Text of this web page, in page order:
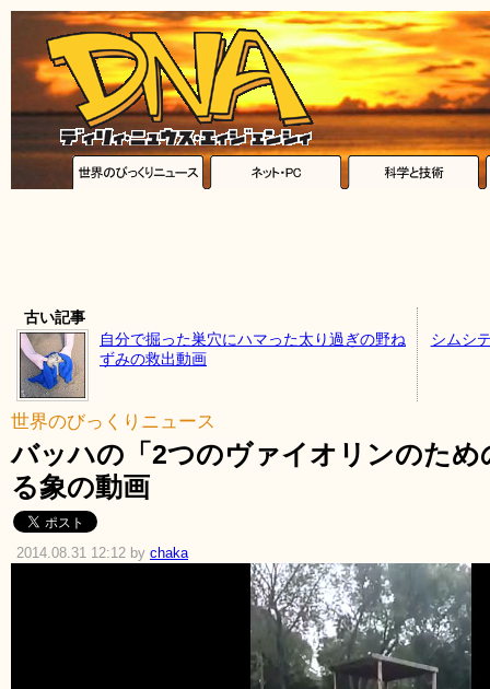
古い記事
自分で掘った巣穴にハマった太り過ぎの野ね
ずみの救出動画
シムシ
世界のびっくりニュース
バッハの「2つのヴァイオリンのため
る象の動画
2014.08.31 12:12 by chaka